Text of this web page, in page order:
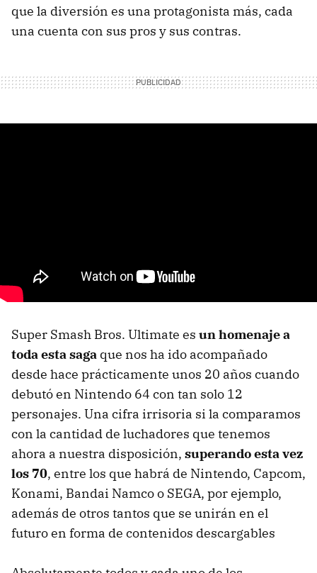
que la diversión es una protagonista más, cada
una cuenta con sus pros y sus contras.
Super Smash Bros. Ultimate es un homenaje a
toda esta saga que nos ha ido acompañado
desde hace prácticamente unos 20 años cuando
debutó en Nintendo 64 con tan solo 12
personajes. Una cifra irrisoria si la comparamos
con la cantidad de luchadores que tenemos
ahora a nuestra disposición, superando esta vez
los 70, entre los que habrá de Nintendo, Capcom,
Konami, Bandai Namco o SEGA, por ejemplo,
además de otros tantos que se unirán en el
futuro en forma de contenidos descargables